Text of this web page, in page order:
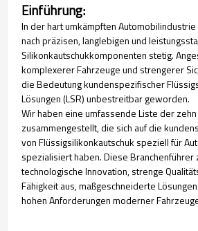
Einführung:
In der hart umkämpften
nach präzisen, langlebigen und
Silikonkautschukkomponenten stetig.
komplexerer Fahrzeuge und strengerer
die Bedeutung kundenspezifischer
Lösungen (LSR) unbestreitbar geworden.
Wir haben eine umfassende Liste der
zusammengestellt, die sich auf die
von Flüssigsilikonkautschuk speziell für
spezialisiert haben. Diese Branchenführer
technologische Innovation, strenge
Fähigkeit aus, maßgeschneiderte
hohen Anforderungen moderner